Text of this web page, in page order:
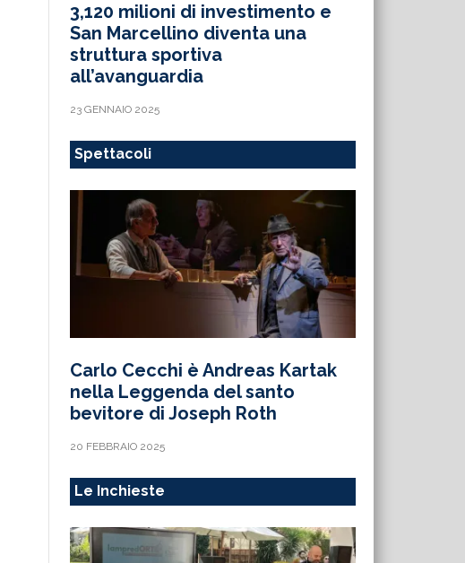
3,120 milioni di investimento e
San Marcellino diventa una
struttura sportiva
all’avanguardia
23 GENNAIO 2025
Spettacoli
Carlo Cecchi è Andreas Kartak
nella Leggenda del santo
bevitore di Joseph Roth
20 FEBBRAIO 2025
Le Inchieste